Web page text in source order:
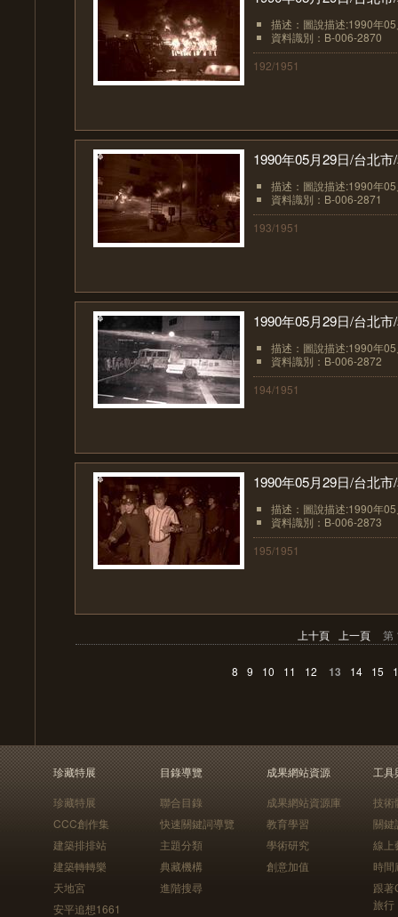
描述：圖說描述:1990年
資料識別：B-006-2870
192/1951
1990年05月29日/台北
描述：圖說描述:1990年
資料識別：B-006-2871
193/1951
1990年05月29日/台北
描述：圖說描述:1990年
資料識別：B-006-2872
194/1951
1990年05月29日/台北
描述：圖說描述:1990年
資料識別：B-006-2873
195/1951
上十頁 上一頁 第
8 9 10 11 12 13 14 15
珍藏特展
珍藏特展
CCC創作集
建築排排站
建築轉轉樂
天地宮
安平追想1661
目錄導覽
聯合目錄
快速關鍵詞導覽
主題分類
典藏機構
進階搜尋
成果網站資源
成果網站資源庫
教育學習
學術研究
創意加值
工具
技術
關鍵
線上
時間
跟
旅行